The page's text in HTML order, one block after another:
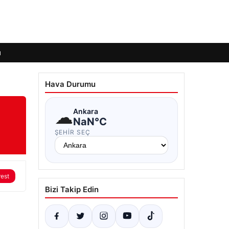
Hava Durumu
☁Ankara
NaN°C
ŞEHIR SEÇ
Bizi Takip Edin